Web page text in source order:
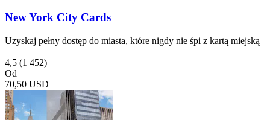
New York City Cards
Uzyskaj pełny dostęp do miasta, które nigdy nie śpi z kartą miejską
4,5 (1 452)
Od
70,50 USD